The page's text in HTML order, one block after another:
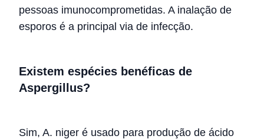
pessoas imunocomprometidas. A inalação de
esporos é a principal via de infecção.
Existem espécies benéficas de
Aspergillus?
Sim, A. niger é usado para produção de ácido